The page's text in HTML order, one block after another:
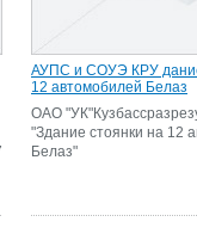
АУПС и СОУЭ КРУ
12 автомобилей Белаз
ОАО
"Здание стоянки на 12
Белаз"